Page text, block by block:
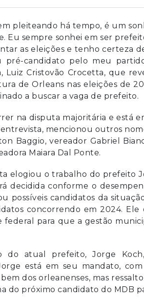
pleiteando há tempo, é um
Eu sempre sonhei em ser
as eleições e tenho certeza
candidato pelo meu
Cristovão Crocetta, que
de Orleans nas eleições de
a buscar a vaga de prefeito.
na disputa majoritária e está
mencionou outros
Baggio, vereador Gabriel
Maiara Dal Ponte.
elogiou o trabalho do prefeito
decidida conforme o
possíveis candidatos da
concorrendo em 2024.
para que a gestão
do atual prefeito, Jorge
está em seu mandato,
dos orleanenses, mas
do próximo candidato do MDB